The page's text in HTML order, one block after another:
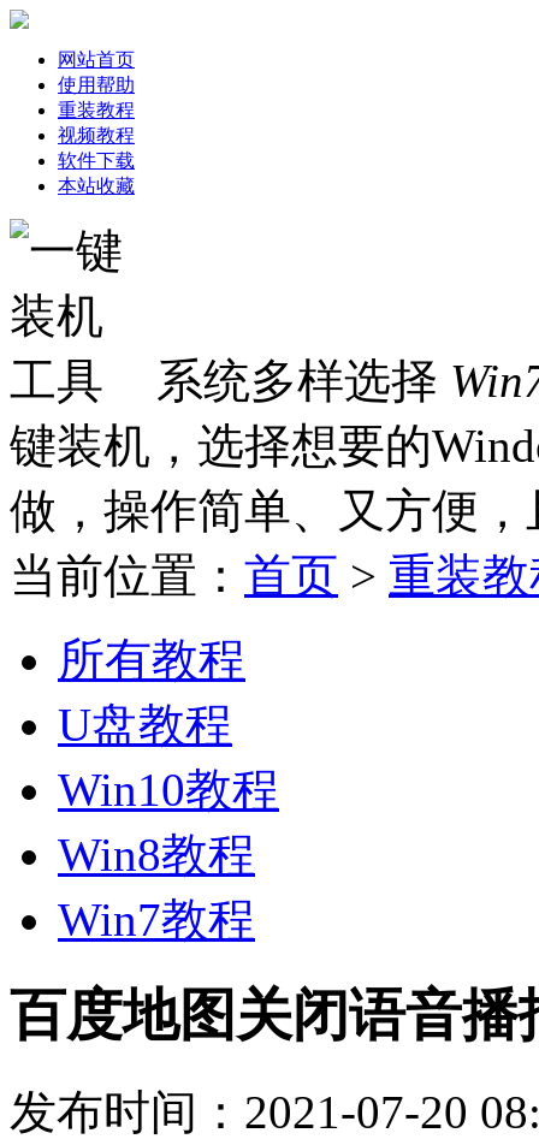
网站首页
使用帮助
重装教程
视频教程
软件下载
本站收藏
系统多样选择
键装机，选择想要的
做，操作简单、又方便
当前位置： 首页 > 重装
所有教程
U盘教程
Win10教程
Win8教程
Win7教程
百度地图关闭语音播
发布时间：2021-07-20